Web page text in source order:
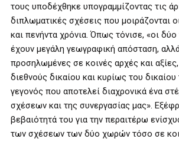
τους υποδέχθηκε υπογραμμίζοντας τις
διπλωματικές σχέσεις που μοιράζονται
και πενήντα χρόνια. Όπως τόνισε, «οι
έχουν μεγάλη γεωγραφική απόσταση, αλλά
προσηλωμένες σε κοινές αρχές και
διεθνούς δικαίου και κυρίως του
γεγονός που αποτελεί διαχρονικά ένα
σχέσεων και της συνεργασίας μας».
βεβαιότητά του για την περαιτέρω
των σχέσεων των δύο χωρών τόσο σε